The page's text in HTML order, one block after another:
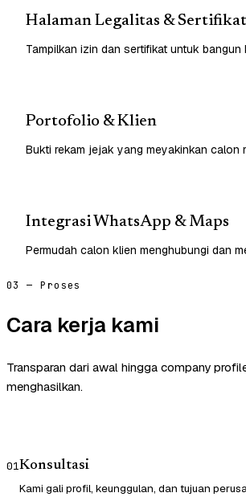
Halaman Legalitas & Sertifikat
Tampilkan izin dan sertifikat untuk bangun
Portofolio & Klien
Bukti rekam jejak yang meyakinkan calon
Integrasi WhatsApp & Maps
Permudah calon klien menghubungi dan
03 — Proses
Cara kerja kami
Transparan dari awal hingga company
menghasilkan.
01Konsultasi
Kami gali profil, keunggulan, dan tujuan